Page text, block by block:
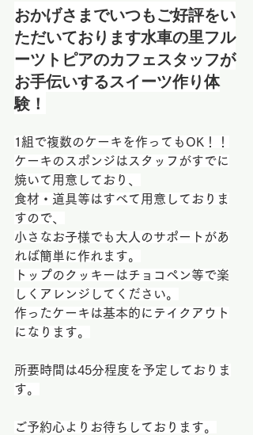
おかげさまでいつもご好評をい
ただいております水車の里フル
ーツトピアのカフェスタッフが
お手伝いするスイーツ作り体
験！
1組で複数のケーキを作ってもOK！！
ケーキのスポンジはスタッフがすでに
焼いて用意しており、
食材・道具等はすべて用意しておりま
すので、
小さなお子様でも大人のサポートがあ
れば簡単に作れます。
トップのクッキーはチョコペン等で楽
しくアレンジしてください。
作ったケーキは基本的にテイクアウト
になります。
所要時間は45分程度を予定しておりま
す。
ご予約心よりお待ちしております。